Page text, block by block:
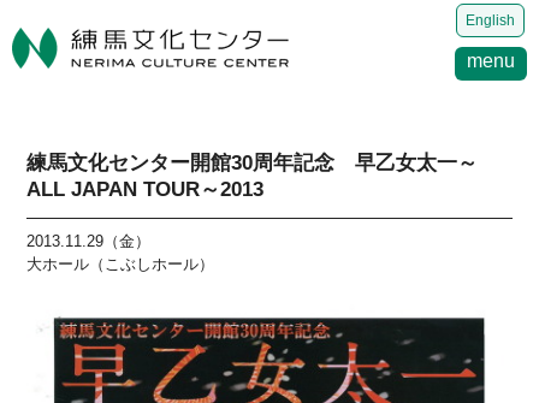
English
menu
練馬文化センター開館30周年記念 早乙女太一～
ALL JAPAN TOUR～2013
2013.11.29（金）
大ホール（こぶしホール）